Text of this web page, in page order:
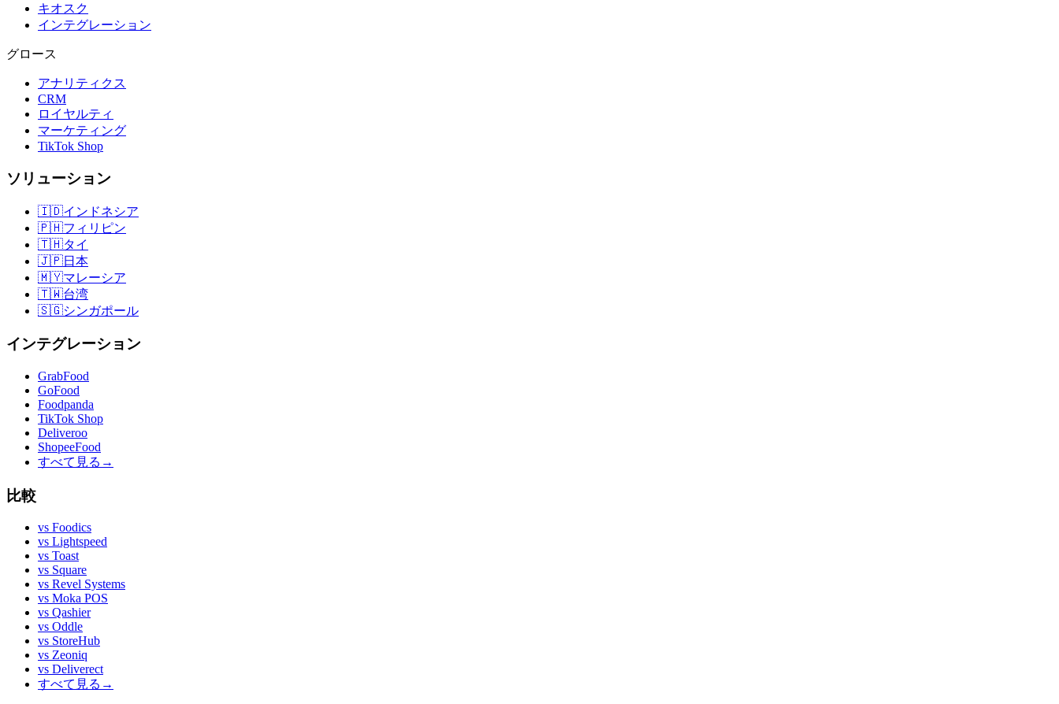
キオスク
インテグレーション
グロース
アナリティクス
CRM
ロイヤルティ
マーケティング
TikTok Shop
ソリューション
🇮🇩インドネシア
🇵🇭フィリピン
🇹🇭タイ
🇯🇵日本
🇲🇾マレーシア
🇹🇼台湾
🇸🇬シンガポール
インテグレーション
GrabFood
GoFood
Foodpanda
TikTok Shop
Deliveroo
ShopeeFood
すべて見る →
比較
vs Foodics
vs Lightspeed
vs Toast
vs Square
vs Revel Systems
vs Moka POS
vs Qashier
vs Oddle
vs StoreHub
vs Zeoniq
vs Deliverect
すべて見る →